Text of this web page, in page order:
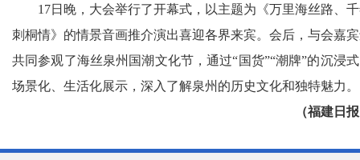
17日晚，大会举行了开幕式，以主题为《万里海丝路、
刺桐情》的情景音画推介演出喜迎各界来宾。会后，与会嘉
共同参观了海丝泉州国潮文化节，通过“国货”“潮牌”的沉浸
场景化、生活化展示，深入了解泉州的历史文化和独特魅力。
（福建日